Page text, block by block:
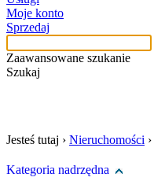
Moje konto
Sprzedaj
Zaawansowane szukanie
Szukaj
Jesteś tutaj › Nieruchomości ›
Kategoria nadrzędna